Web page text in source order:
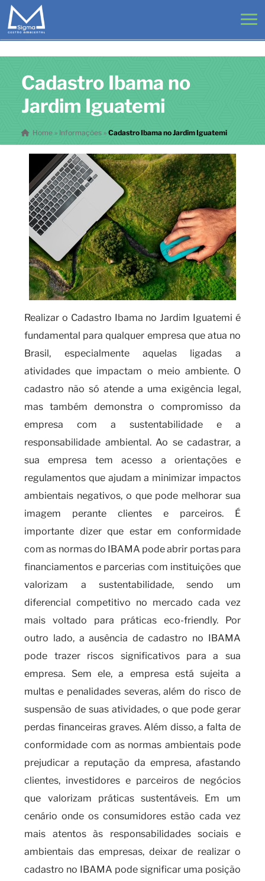
Cadastro Ibama no
Jardim Iguatemi
Home» Informações » Cadastro Ibama no Jardim Iguatemi
Realizar o Cadastro Ibama no Jardim Iguatemi é
fundamental para qualquer empresa que atua no
Brasil, especialmente aquelas ligadas a
atividades que impactam o meio ambiente. O
cadastro não só atende a uma exigência legal,
mas também demonstra o compromisso da
empresa com a sustentabilidade e a
responsabilidade ambiental. Ao se cadastrar, a
sua empresa tem acesso a orientações e
regulamentos que ajudam a minimizar impactos
ambientais negativos, o que pode melhorar sua
imagem perante clientes e parceiros. É
importante dizer que estar em conformidade
com as normas do IBAMA pode abrir portas para
financiamentos e parcerias com instituições que
valorizam a sustentabilidade, sendo um
diferencial competitivo no mercado cada vez
mais voltado para práticas eco-friendly. Por
outro lado, a ausência de cadastro no IBAMA
pode trazer riscos significativos para a sua
empresa. Sem ele, a empresa está sujeita a
multas e penalidades severas, além do risco de
suspensão de suas atividades, o que pode gerar
perdas financeiras graves. Além disso, a falta de
conformidade com as normas ambientais pode
prejudicar a reputação da empresa, afastando
clientes, investidores e parceiros de negócios
que valorizam práticas sustentáveis. Em um
cenário onde os consumidores estão cada vez
mais atentos às responsabilidades sociais e
ambientais das empresas, deixar de realizar o
cadastro no IBAMA pode significar uma posição